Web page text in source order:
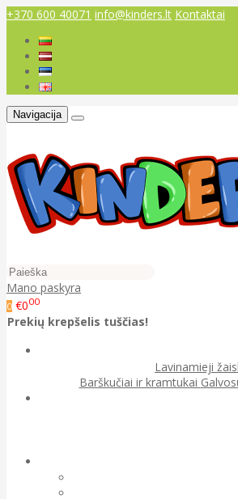
+370 600 40071 info@kinders.lt Kontaktai
Navigacija
Mano paskyra
0 €000
Prekių krepšelis tuščias!
Lavinamieji
Barškučiai ir kramtukai